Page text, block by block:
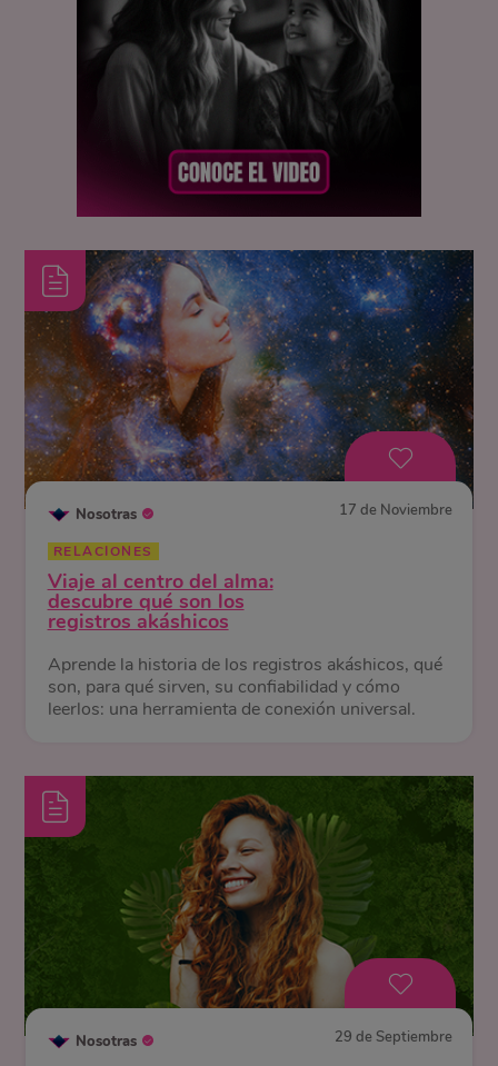
Nosotras 17 de Noviembre
RELACIONES
Viaje al centro del alma:
descubre qué son los
registros akáshicos
Aprende la historia de los registros akáshicos, qué
son, para qué sirven, su confiabilidad y cómo
leerlos: una herramienta de conexión universal.
Nosotras 29 de Septiembre